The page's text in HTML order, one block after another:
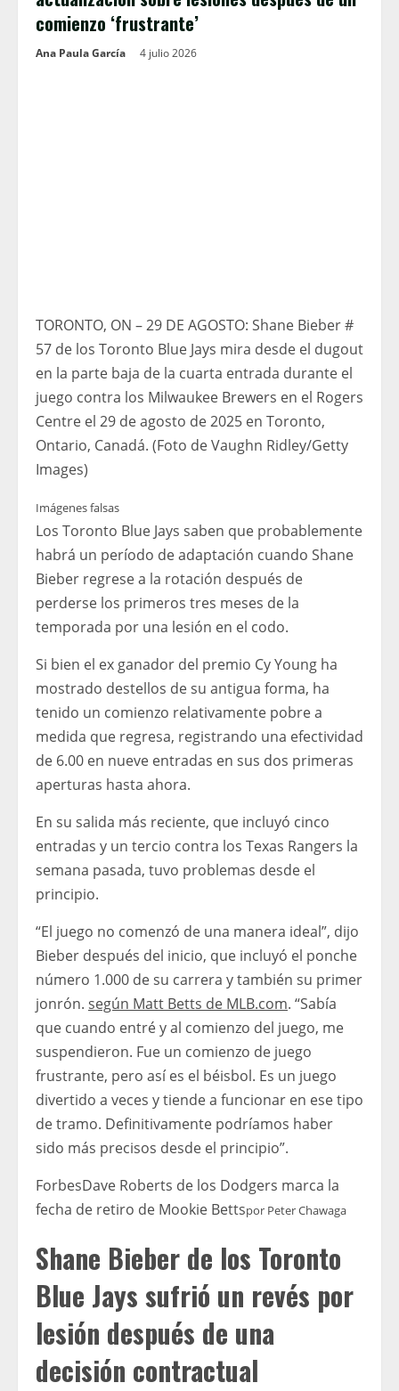
comienzo ‘frustrante’
Ana Paula García 4 julio 2026
TORONTO, ON – 29 DE AGOSTO: Shane Bieber #
57 de los Toronto Blue Jays mira desde el dugout
en la parte baja de la cuarta entrada durante el
juego contra los Milwaukee Brewers en el Rogers
Centre el 29 de agosto de 2025 en Toronto,
Ontario, Canadá. (Foto de Vaughn Ridley/Getty
Images)
Imágenes falsas
Los Toronto Blue Jays saben que probablemente
habrá un período de adaptación cuando Shane
Bieber regrese a la rotación después de
perderse los primeros tres meses de la
temporada por una lesión en el codo.
Si bien el ex ganador del premio Cy Young ha
mostrado destellos de su antigua forma, ha
tenido un comienzo relativamente pobre a
medida que regresa, registrando una efectividad
de 6.00 en nueve entradas en sus dos primeras
aperturas hasta ahora.
En su salida más reciente, que incluyó cinco
entradas y un tercio contra los Texas Rangers la
semana pasada, tuvo problemas desde el
principio.
“El juego no comenzó de una manera ideal”, dijo
Bieber después del inicio, que incluyó el ponche
número 1.000 de su carrera y también su primer
jonrón. según Matt Betts de MLB.com. “Sabía
que cuando entré y al comienzo del juego, me
suspendieron. Fue un comienzo de juego
frustrante, pero así es el béisbol. Es un juego
divertido a veces y tiende a funcionar en ese tipo
de tramo. Definitivamente podríamos haber
sido más precisos desde el principio”.
ForbesDave Roberts de los Dodgers marca la
fecha de retiro de Mookie Bettspor Peter Chawaga
Shane Bieber de los Toronto
Blue Jays sufrió un revés por
lesión después de una
decisión contractual